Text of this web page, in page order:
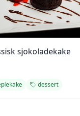
sjokoladekake
dessert